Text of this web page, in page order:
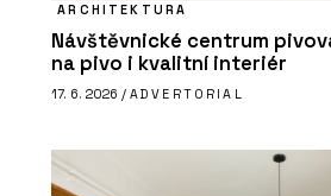
ARCHITEKTURA
Návštěvnické centrum
na pivo i kvalitní interiér
17. 6. 2026 / ADVERTORIAL